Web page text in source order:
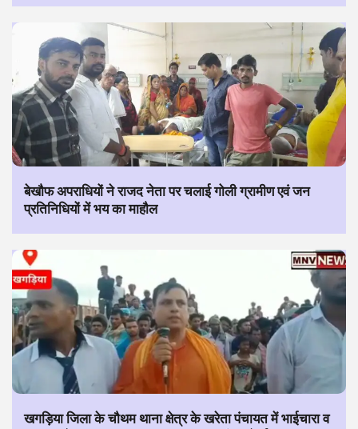
बेखौफ अपराधियों ने राजद नेता पर चलाई गोली ग्रामीण एवं जन
प्रतिनिधियों में भय का माहौल
खगड़िया जिला के चौथम थाना क्षेत्र के खरेता पंचायत में भाईचारा व